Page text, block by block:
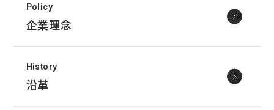
90周年記念楽曲「そして輝ける未来へ」
運転室・客室設備関連部品
設備関連機器・装置
その他
SDGs
お問い合わせ TOP
ユニバーサルジョイント／セーフティーフィット®／熱交換
器に関して
ニュース
採用情報
Policy
企業理念
History
沿革